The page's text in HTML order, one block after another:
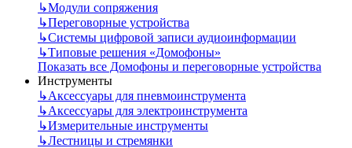
↳Модули сопряжения
↳Переговорные устройства
↳Системы цифровой записи аудиоинформации
↳Типовые решения «Домофоны»
Показать все Домофоны и переговорные устройства
Инструменты
↳Аксессуары для пневмоинструмента
↳Аксессуары для электроинструмента
↳Измерительные инструменты
↳Лестницы и стремянки